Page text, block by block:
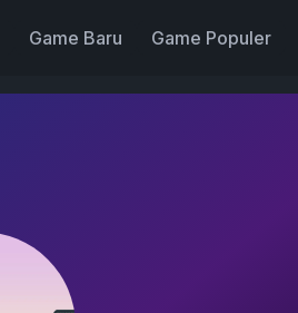
Game Baru Game Populer